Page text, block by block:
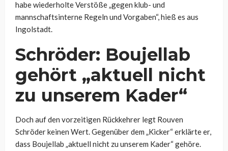
habe wiederholte Verstöße „gegen klub- und
mannschaftsinterne Regeln und Vorgaben“, hieß es aus
Ingolstadt.
Schröder: Boujellab
gehört „aktuell nicht
zu unserem Kader“
Doch auf den vorzeitigen Rückkehrer legt Rouven
Schröder keinen Wert. Gegenüber dem „Kicker“ erklärte er,
dass Boujellab „aktuell nicht zu unserem Kader“ gehöre.